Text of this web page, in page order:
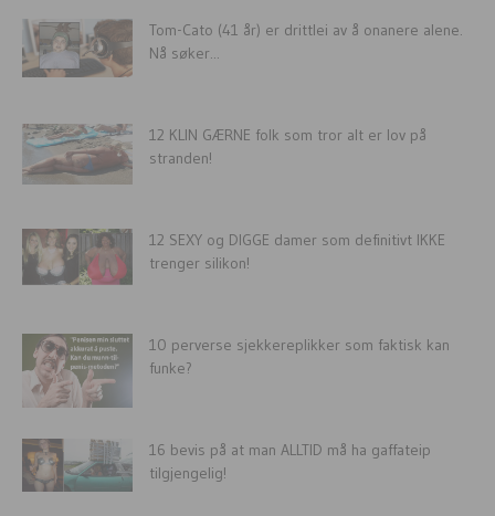
Tom-Cato (41 år) er drittlei av å onanere alene.
Nå søker...
12 KLIN GÆRNE folk som tror alt er lov på
stranden!
12 SEXY og DIGGE damer som definitivt IKKE
trenger silikon!
10 perverse sjekkereplikker som faktisk kan
funke?
16 bevis på at man ALLTID må ha gaffateip
tilgjengelig!